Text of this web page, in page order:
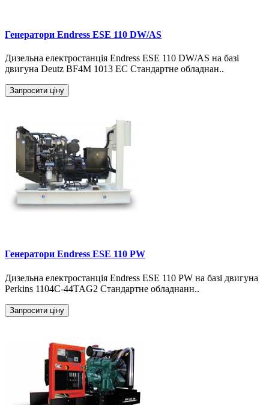
Генератори Endress ESE 110 DW/AS
Дизельна електростанція Endress ESE 110 DW/AS на базі
двигуна Deutz BF4M 1013 EC Стандартне обладнан..
Запросити ціну
Генератори Endress ESE 110 PW
Дизельна електростанція Endress ESE 110 PW на базі двигуна
Perkins 1104C-44TAG2 Стандартне обладнанн..
Запросити ціну